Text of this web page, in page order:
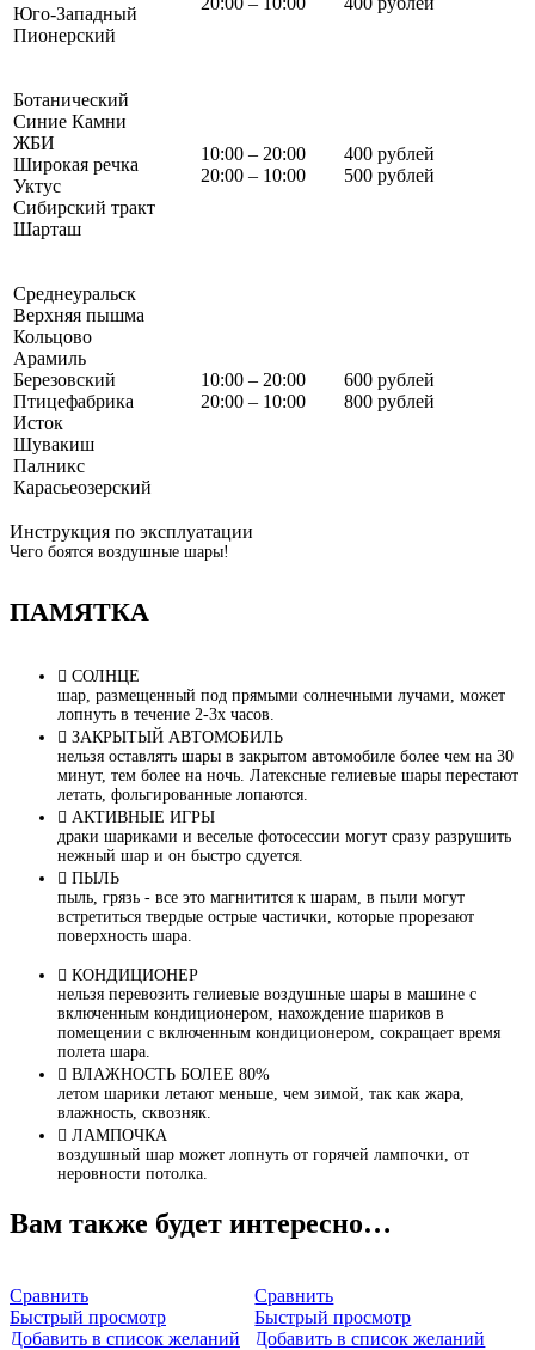
Юго-Западный
Пионерский
Ботанический
Синие Камни
ЖБИ
Широкая речка
Уктус
Сибирский тракт
Шарташ
10:00 – 20:00
20:00 – 10:00
400 рублей
500 рублей
Среднеуральск
Верхняя пышма
Кольцово
Арамиль
Березовский
Птицефабрика
Исток
Шувакиш
Палникс
Карасьеозерский
10:00 – 20:00
20:00 – 10:00
600 рублей
800 рублей
Инструкция по эксплуатации
Чего боятся воздушные шары!
ПАМЯТКА
СОЛНЦЕ
шар, размещенный под прямыми солнечными лучами, может
лопнуть в течение 2-3х часов.
ЗАКРЫТЫЙ АВТОМОБИЛЬ
нельзя оставлять шары в закрытом автомобиле более чем на 30
минут, тем более на ночь. Латексные гелиевые шары перестают
летать, фольгированные лопаются.
АКТИВНЫЕ ИГРЫ
драки шариками и веселые фотосессии могут сразу разрушить
нежный шар и он быстро сдуется.
ПЫЛЬ
пыль, грязь - все это магнитится к шарам, в пыли могут
встретиться твердые острые частички, которые прорезают
поверхность шара.
КОНДИЦИОНЕР
нельзя перевозить гелиевые воздушные шары в машине с
включенным кондиционером, нахождение шариков в
помещении с включенным кондиционером, сокращает время
полета шара.
ВЛАЖНОСТЬ БОЛЕЕ 80%
летом шарики летают меньше, чем зимой, так как жара,
влажность, сквозняк.
ЛАМПОЧКА
воздушный шар может лопнуть от горячей лампочки, от
неровности потолка.
Вам также будет интересно…
Сравнить
Быстрый просмотр
Добавить в список желаний
Сравнить
Быстрый просмотр
Добавить в список желаний